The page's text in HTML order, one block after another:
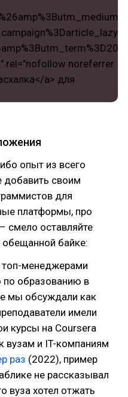
опыт из всего
добавить своим
для
платформы, про
смело оставляйте
байке:
топ-менеджерами
образованию в
мы обсуждали как
имели
курсы на Coursera
вузам и IT-компаниям
раз (2022), пример
не рассказывал
вуза хотел отжать